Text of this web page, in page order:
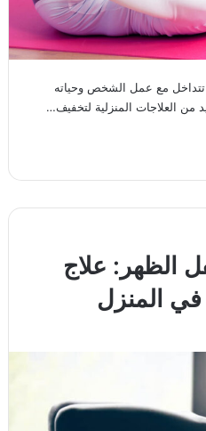
مع عمل الشخص وحياته
العلاجات المنزلية لتخفيف…
الظهر: علاج
المنزل